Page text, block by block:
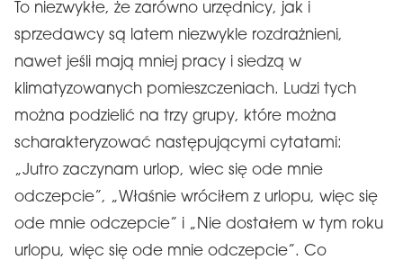
To niezwykłe, że zarówno urzędnicy, jak i
sprzedawcy są latem niezwykle rozdrażnieni,
nawet jeśli mają mniej pracy i siedzą w
klimatyzowanych pomieszczeniach. Ludzi tych
można podzielić na trzy grupy, które można
scharakteryzować następującymi cytatami:
„Jutro zaczynam urlop, wiec się ode mnie
odczepcie”, „Właśnie wróciłem z urlopu, więc się
ode mnie odczepcie” i „Nie dostałem w tym roku
urlopu, więc się ode mnie odczepcie”. Co